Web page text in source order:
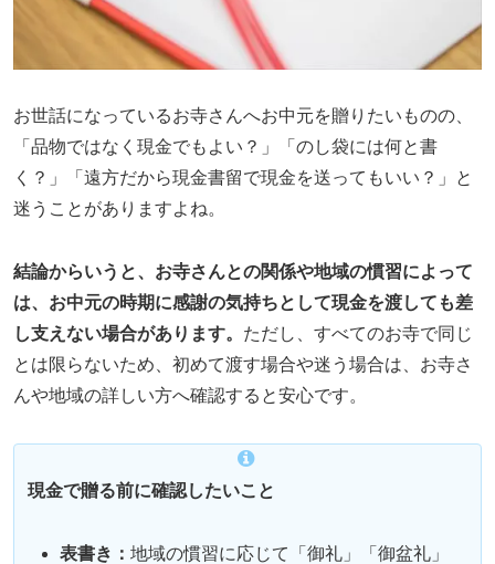
お世話になっているお寺さんへお中元を贈りたいものの、
「品物ではなく現金でもよい？」「のし袋には何と書
く？」「遠方だから現金書留で現金を送ってもいい？」と
迷うことがありますよね。
結論からいうと、お寺さんとの関係や地域の慣習によって
は、お中元の時期に感謝の気持ちとして現金を渡しても差
し支えない場合があります。 ただし、すべてのお寺で同じ
とは限らないため、初めて渡す場合や迷う場合は、お寺さ
んや地域の詳しい方へ確認すると安心です。
現金で贈る前に確認したいこと
表書き：地域の慣習に応じて「御礼」「御盆礼」